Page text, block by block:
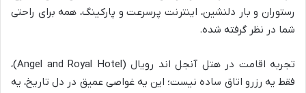
رستوران و بار دلنشین، اینترنت پرسرعت و پارکینگ، همه برای راحتی
شما در نظر گرفته شده.
تجربه اقامت در هتل آنجل اند رویال (Angel and Royal Hotel)،
فقط یه رزرو اتاق ساده نیست؛ این یه غواصی عمیق در دل تاریخ، یه